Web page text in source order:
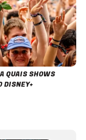
QUAIS SHOWS
DISNEY+